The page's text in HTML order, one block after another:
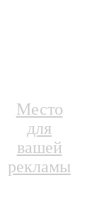
Место
для
вашей
рекламы